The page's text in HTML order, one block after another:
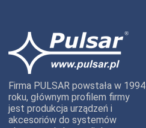
Firma PULSAR powstała w 1994
roku, głównym profilem firmy
jest produkcja urządzeń i
akcesoriów do systemów